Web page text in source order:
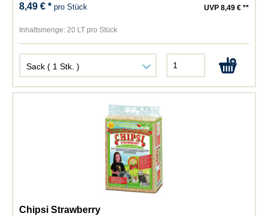
8,49 € *pro Stück UVP 8,49 € **
Inhaltsmenge: 20 LT pro Stück
Chipsi Strawberry